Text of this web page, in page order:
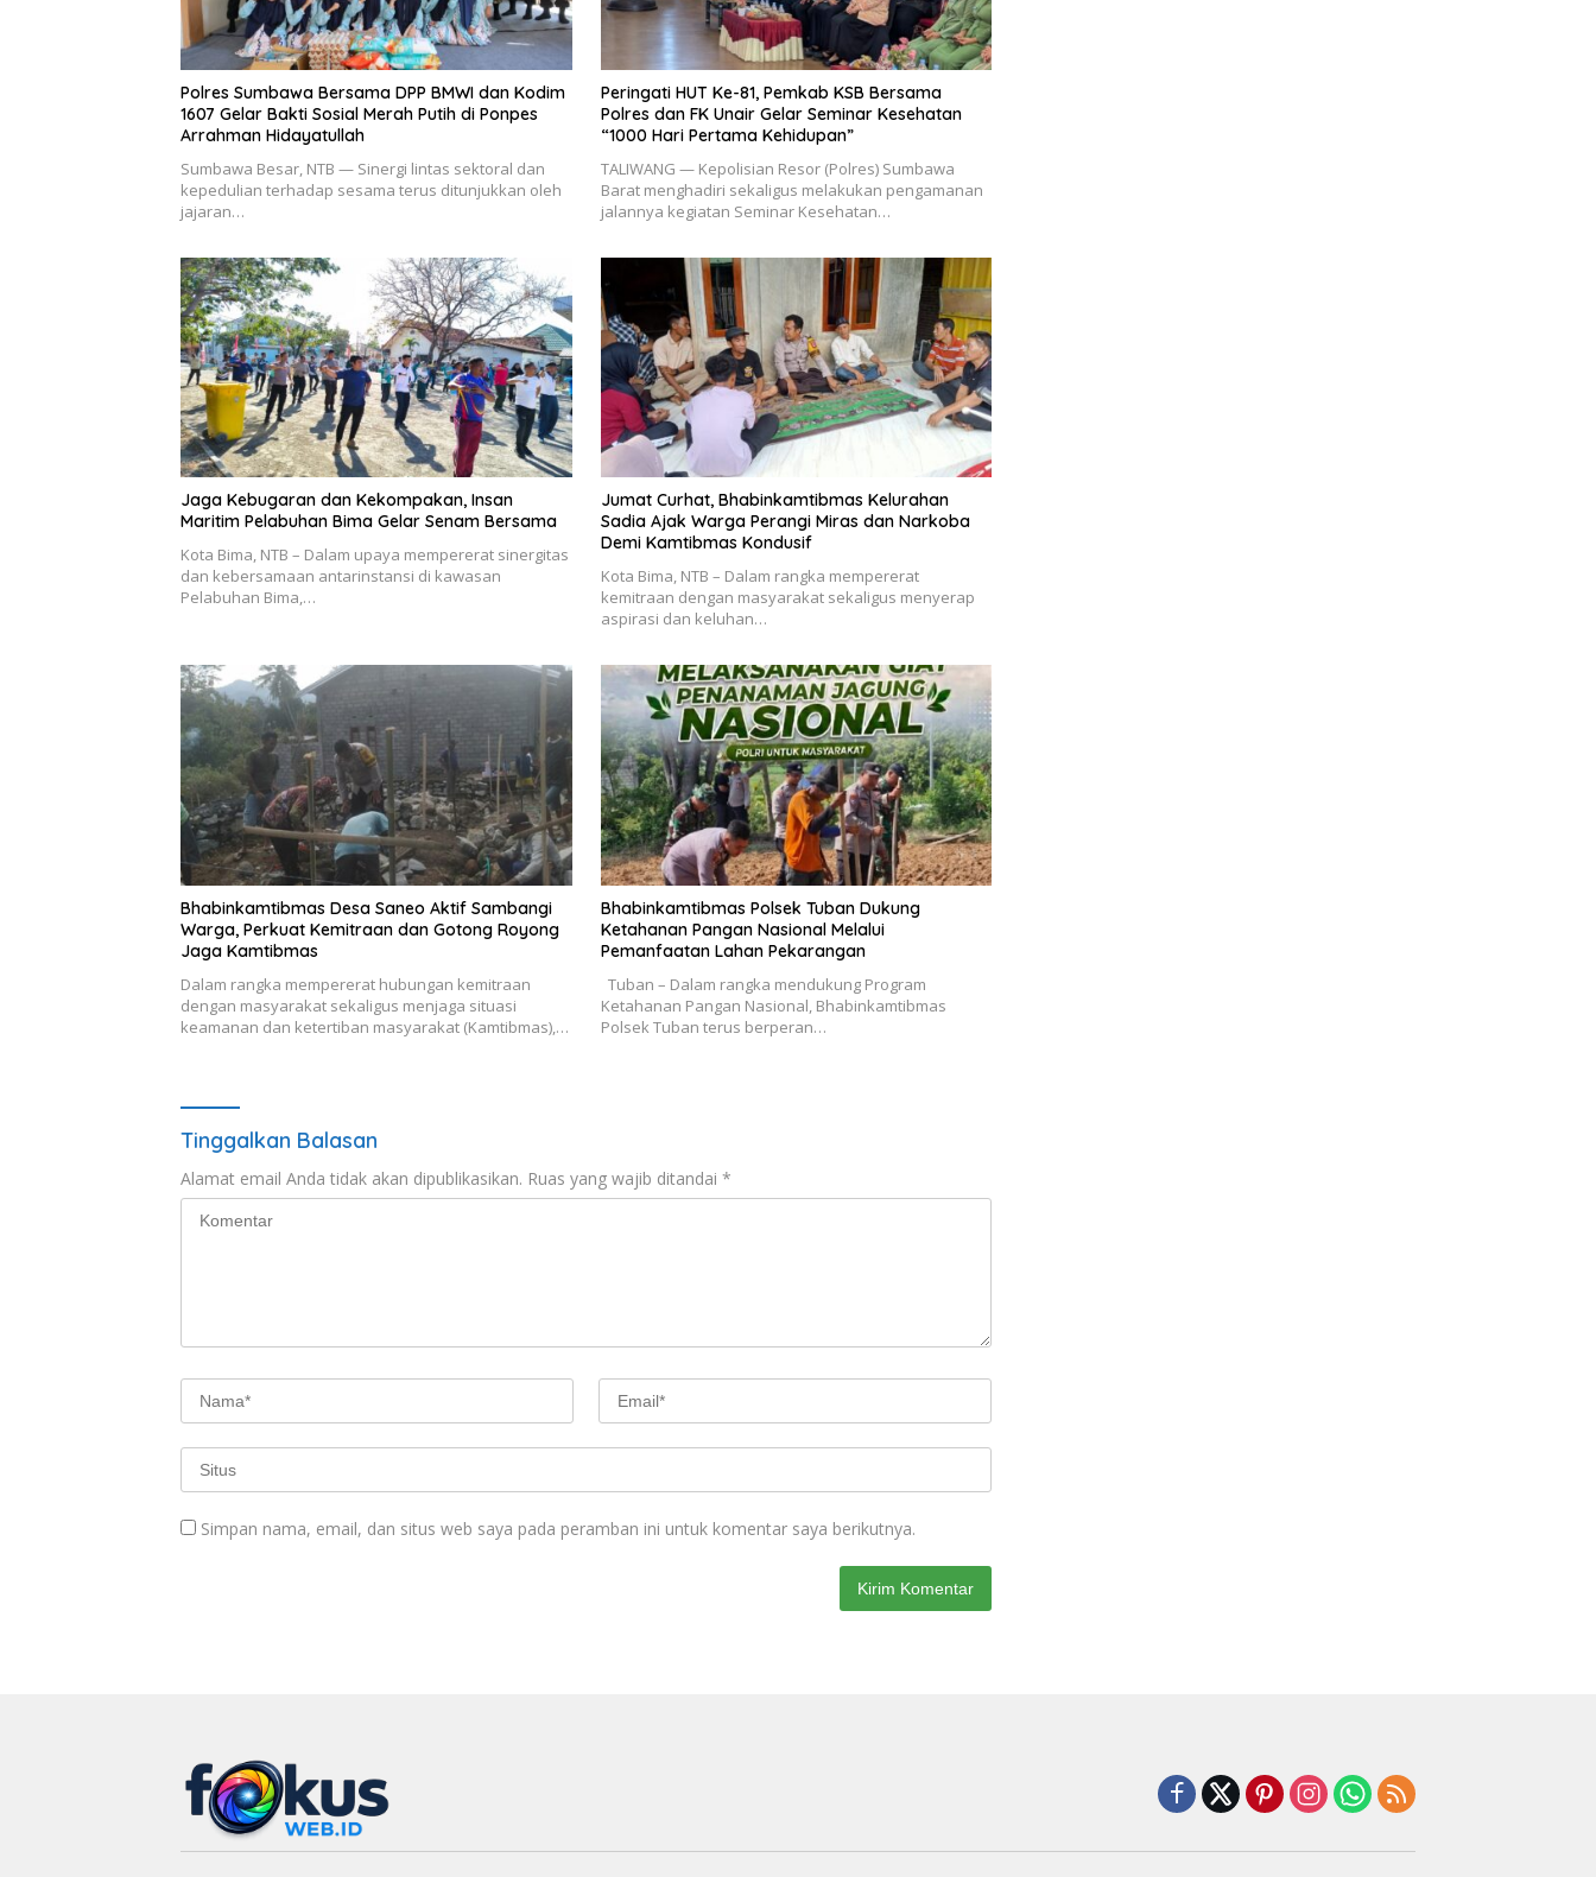
Polres Sumbawa Bersama DPP BMWI dan Kodim
1607 Gelar Bakti Sosial Merah Putih di Ponpes
Arrahman Hidayatullah
Sumbawa Besar, NTB — Sinergi lintas sektoral dan
kepedulian terhadap sesama terus ditunjukkan oleh
jajaran…
Peringati HUT Ke-81, Pemkab KSB Bersama
Polres dan FK Unair Gelar Seminar Kesehatan
“1000 Hari Pertama Kehidupan”
TALIWANG — Kepolisian Resor (Polres) Sumbawa
Barat menghadiri sekaligus melakukan pengamanan
jalannya kegiatan Seminar Kesehatan…
Jaga Kebugaran dan Kekompakan, Insan
Maritim Pelabuhan Bima Gelar Senam Bersama
Kota Bima, NTB – Dalam upaya mempererat sinergitas
dan kebersamaan antarinstansi di kawasan
Pelabuhan Bima,…
Jumat Curhat, Bhabinkamtibmas Kelurahan
Sadia Ajak Warga Perangi Miras dan Narkoba
Demi Kamtibmas Kondusif
Kota Bima, NTB – Dalam rangka mempererat
kemitraan dengan masyarakat sekaligus menyerap
aspirasi dan keluhan…
Bhabinkamtibmas Desa Saneo Aktif Sambangi
Warga, Perkuat Kemitraan dan Gotong Royong
Jaga Kamtibmas
Dalam rangka mempererat hubungan kemitraan
dengan masyarakat sekaligus menjaga situasi
keamanan dan ketertiban masyarakat (Kamtibmas),…
Bhabinkamtibmas Polsek Tuban Dukung
Ketahanan Pangan Nasional Melalui
Pemanfaatan Lahan Pekarangan
Tuban – Dalam rangka mendukung Program
Ketahanan Pangan Nasional, Bhabinkamtibmas
Polsek Tuban terus berperan…
Tinggalkan Balasan
Alamat email Anda tidak akan dipublikasikan. Ruas yang wajib ditandai *
Simpan nama, email, dan situs web saya pada peramban ini untuk komentar saya berikutnya.